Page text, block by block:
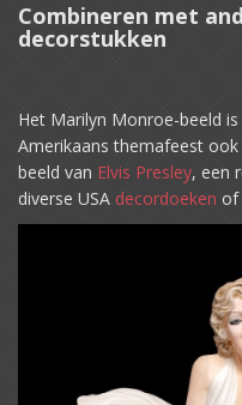
Combineren met
decorstukken
Het Marilyn Monroe-beeld
Amerikaans themafeest
beeld van Elvis Presley, een
diverse USA decordoeken of